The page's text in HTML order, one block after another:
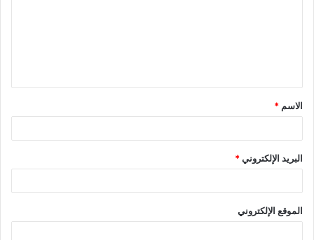
ق
*
الاسم *
البريد الإلكتروني*
الموقع الإلكتروني